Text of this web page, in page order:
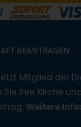
BEANTRAGEN
Mitglied der
Sie Ihre Kirche
Weitere